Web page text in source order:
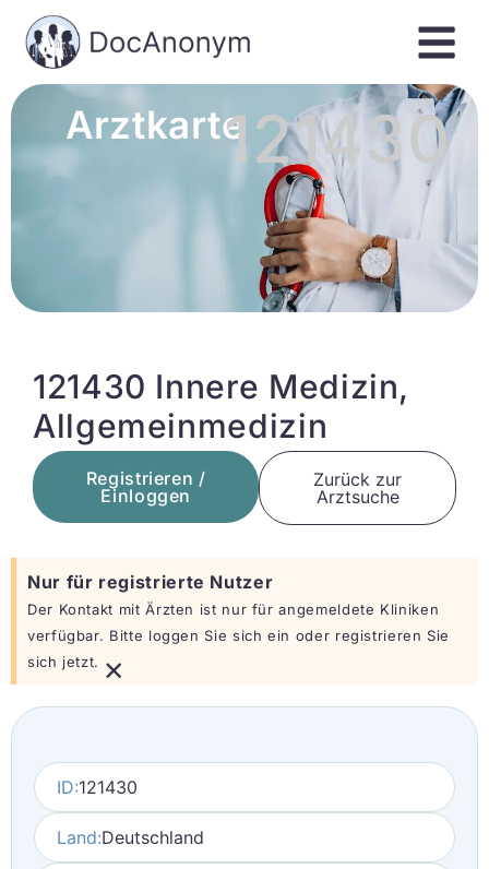
Arztkarte121430
121430 Innere Medizin,
Allgemeinmedizin
Registrieren /
Einloggen
Zurück zur
Arztsuche
Nur für registrierte Nutzer
Der Kontakt mit Ärzten ist nur für angemeldete Kliniken
verfügbar. Bitte loggen Sie sich ein oder registrieren Sie
sich jetzt. ×
ID:121430
Land:Deutschland